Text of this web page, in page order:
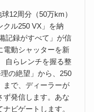
12周分（50万km）
クル250 VX」を納
記録がすべて」が信
電動シャッターを新
自らレンチを握る整
の絶望」から、250
まで、ディーラーが
ず発信します。あな
ビゲートします。